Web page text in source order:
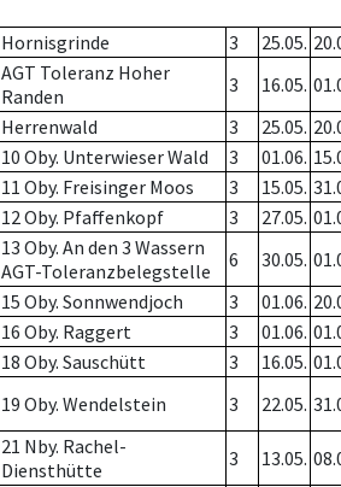
Hornisgrinde 3 25.05.
AGT Toleranz Hoher
Randen
3 16.05.
Herrenwald 3 25.05.
10 Oby. Unterwieser Wald 3 01.06.
11 Oby. Freisinger Moos 3 15.05.
12 Oby. Pfaffenkopf 3 27.05.
13 Oby. An den 3 Wassern
AGT-Toleranzbelegstelle
6 30.05.
15 Oby. Sonnwendjoch 3 01.06.
16 Oby. Raggert 3 01.06.
18 Oby. Sauschütt 3 16.05.
19 Oby. Wendelstein 3 22.05.
21 Nby. Rachel-
Diensthütte
3 13.05.